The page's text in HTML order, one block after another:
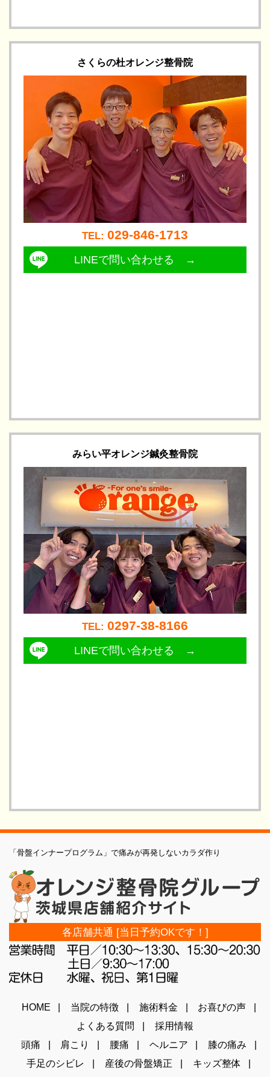
さくらの杜オレンジ整骨院
TEL: 029-846-1713
LINEで問い合わせる →
みらい平オレンジ鍼灸整骨院
TEL: 0297-38-8166
LINEで問い合わせる →
「骨盤インナープログラム」で痛みが再発しないカラダ作り
各店舗共通 [当日予約OKです！]
HOME 当院の特徴 施術料金
お喜びの声
よくある質問
採用情報
頭痛
肩こり 腰痛 ヘルニア
膝の痛み
手足のシビレ
産後の骨盤矯正 キッズ整体